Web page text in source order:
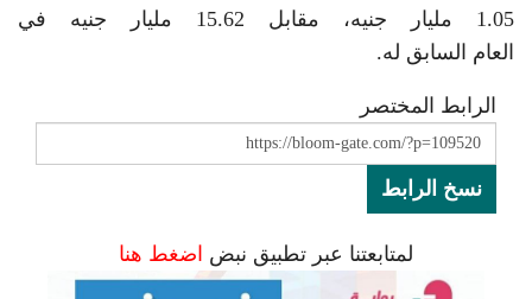
1.05 مليار جنيه، مقابل 15.62 مليار جنيه في
العام السابق له.
الرابط المختصر
نسخ الرابط
لمتابعتنا عبر تطبيق نبض اضغط هنا